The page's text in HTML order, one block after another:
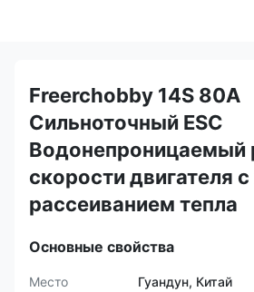
Freerchobby 14S 80A
Сильноточный ESC
Водонепроницаемый
скорости двигателя
рассеиванием тепла
Основные свойства
Место
Гуандун, Китай